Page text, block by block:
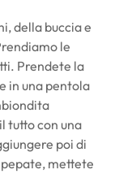
della buccia e
le
Prendete la
in una pentola
tutto con una
poi di
mettete